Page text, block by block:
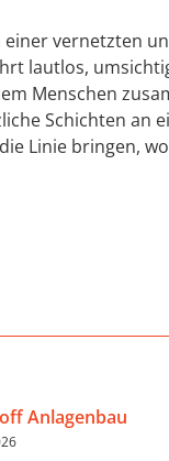
vernetzten
lautlos,
Menschen
Schichten an
Linie bringen,
Anlagenbau